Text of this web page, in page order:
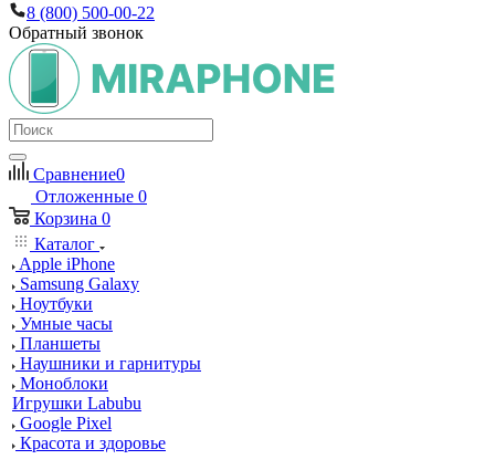
8 (800) 500-00-22
Обратный звонок
Сравнение0
Отложенные 0
Корзина 0
Каталог
Apple iPhone
Samsung Galaxy
Ноутбуки
Умные часы
Планшеты
Наушники и гарнитуры
Моноблоки
Игрушки Labubu
Google Pixel
Красота и здоровье